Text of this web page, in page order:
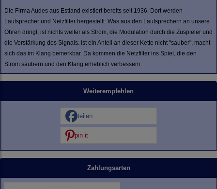
Die Firma Audes aus Estland existiert bereits seit 1936. Dort werden
Lautsprecher und Netzfilter hergestellt. Was aus den Lautsprechern an unsere
Ohren dringt, ist nichts weiter als Strom, die Modulation durch die Zuspieler und
die Verstärkung des Signals. Ist ein Anteil an dieser Kette nicht "sauber", macht
sich das im Klang bemerkbar. Da kommen die Netzfilter ins Spiel, die den
Strom säubern und den Klang erheblich verbessern.
Weiterempfehlen
teilen
pin it
Zahlungsarten